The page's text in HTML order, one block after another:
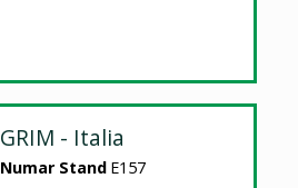
GRIM - Italia
Numar Stand E157